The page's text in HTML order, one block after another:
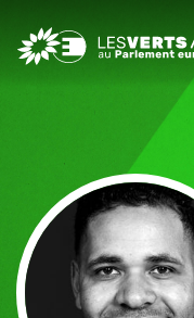
Greens/EFA Home